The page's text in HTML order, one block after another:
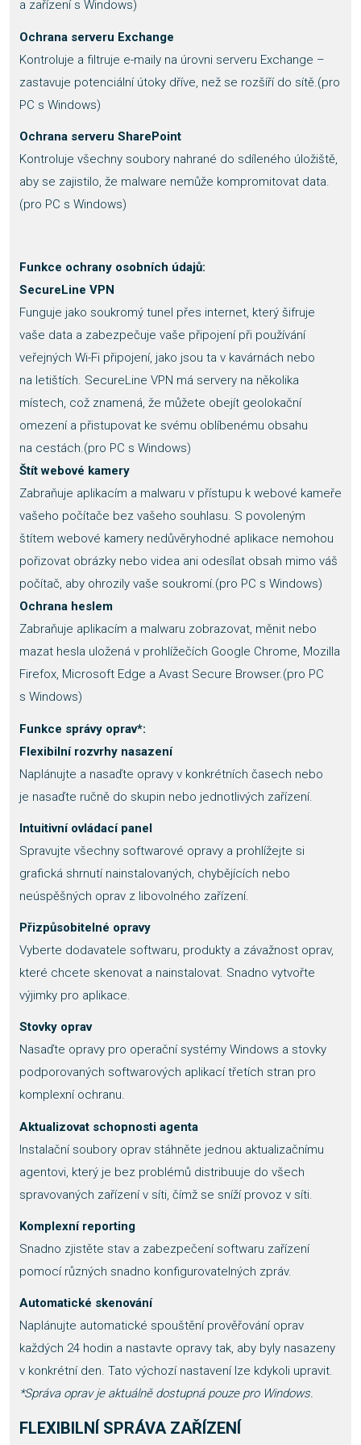
a zařízení s Windows)
Ochrana serveru Exchange
Kontroluje a filtruje e-maily na úrovni serveru Exchange –
zastavuje potenciální útoky dříve, než se rozšíří do sítě.(pro
PC s Windows)
Ochrana serveru SharePoint
Kontroluje všechny soubory nahrané do sdíleného úložiště,
aby se zajistilo, že malware nemůže kompromitovat data.
(pro PC s Windows)
Funkce ochrany osobních údajů:
SecureLine VPN
Funguje jako soukromý tunel přes internet, který šifruje
vaše data a zabezpečuje vaše připojení při používání
veřejných Wi-Fi připojení, jako jsou ta v kavárnách nebo
na letištích. SecureLine VPN má servery na několika
místech, což znamená, že můžete obejít geolokační
omezení a přistupovat ke svému oblíbenému obsahu
na cestách.(pro PC s Windows)
Štít webové kamery
Zabraňuje aplikacím a malwaru v přístupu k webové kameře
vašeho počítače bez vašeho souhlasu. S povoleným
štítem webové kamery nedůvěryhodné aplikace nemohou
pořizovat obrázky nebo videa ani odesílat obsah mimo váš
počítač, aby ohrozily vaše soukromí.(pro PC s Windows)
Ochrana heslem
Zabraňuje aplikacím a malwaru zobrazovat, měnit nebo
mazat hesla uložená v prohlížečích Google Chrome, Mozilla
Firefox, Microsoft Edge a Avast Secure Browser.(pro PC
s Windows)
Funkce správy oprav*:
Flexibilní rozvrhy nasazení
Naplánujte a nasaďte opravy v konkrétních časech nebo
je nasaďte ručně do skupin nebo jednotlivých zařízení.
Intuitivní ovládací panel
Spravujte všechny softwarové opravy a prohlížejte si
grafická shrnutí nainstalovaných, chybějících nebo
neúspěšných oprav z libovolného zařízení.
Přizpůsobitelné opravy
Vyberte dodavatele softwaru, produkty a závažnost oprav,
které chcete skenovat a nainstalovat. Snadno vytvořte
výjimky pro aplikace.
Stovky oprav
Nasaďte opravy pro operační systémy Windows a stovky
podporovaných softwarových aplikací třetích stran pro
komplexní ochranu.
Aktualizovat schopnosti agenta
Instalační soubory oprav stáhněte jednou aktualizačnímu
agentovi, který je bez problémů distribuuje do všech
spravovaných zařízení v síti, čímž se sníží provoz v síti.
Komplexní reporting
Snadno zjistěte stav a zabezpečení softwaru zařízení
pomocí různých snadno konfigurovatelných zpráv.
Automatické skenování
Naplánujte automatické spouštění prověřování oprav
každých 24 hodin a nastavte opravy tak, aby byly nasazeny
v konkrétní den. Tato výchozí nastavení lze kdykoli upravit.
*Správa oprav je aktuálně dostupná pouze pro Windows.
FLEXIBILNÍ SPRÁVA ZAŘÍZENÍ